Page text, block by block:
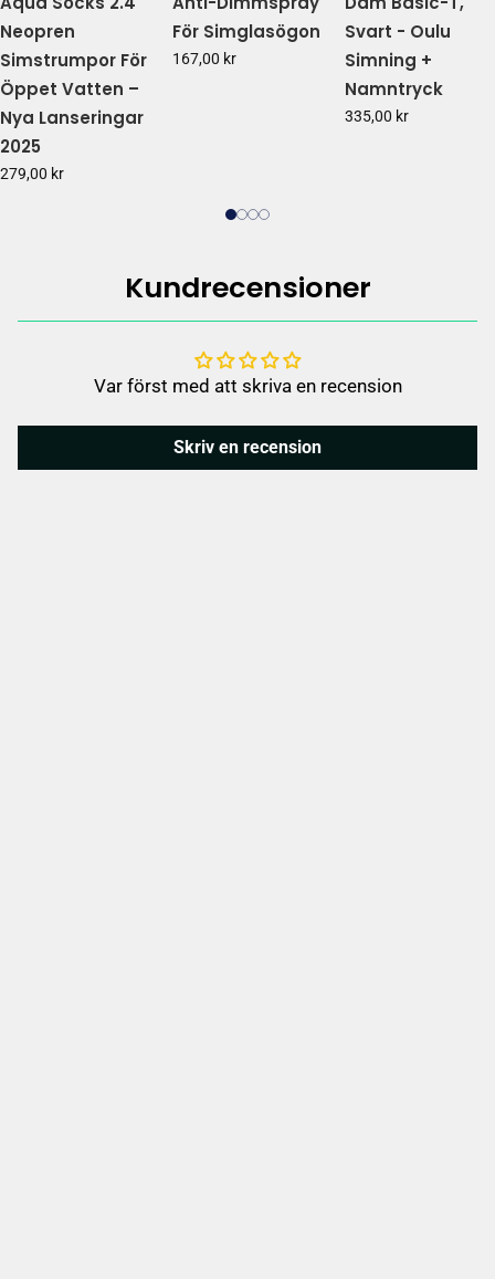
Neopren
Simstrumpor För
Öppet Vatten –
Nya Lanseringar
2025
279,00 kr
För Simglasögon
167,00 kr
Svart - Oulu
Simning +
Namntryck
335,00 kr
Kundrecensioner
Var först med att skriva en recension
Skriv en recension